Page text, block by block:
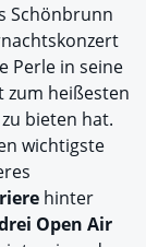
Schönbrunn
Perle in seine
zum heißesten
bieten hat.
wichtigste
hinter
Open Air